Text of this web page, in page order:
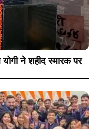
ने शहीद स्मारक पर